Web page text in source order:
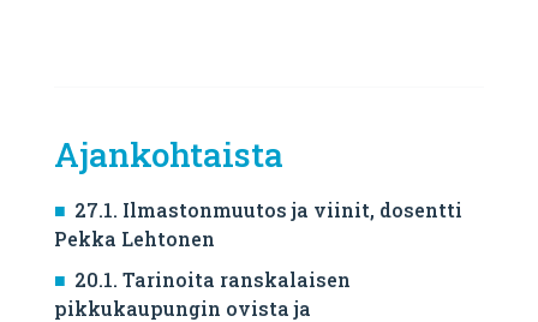
Ajankohtaista
27.1. Ilmastonmuutos ja viinit, dosentti
Pekka Lehtonen
20.1. Tarinoita ranskalaisen
pikkukaupungin ovista ja